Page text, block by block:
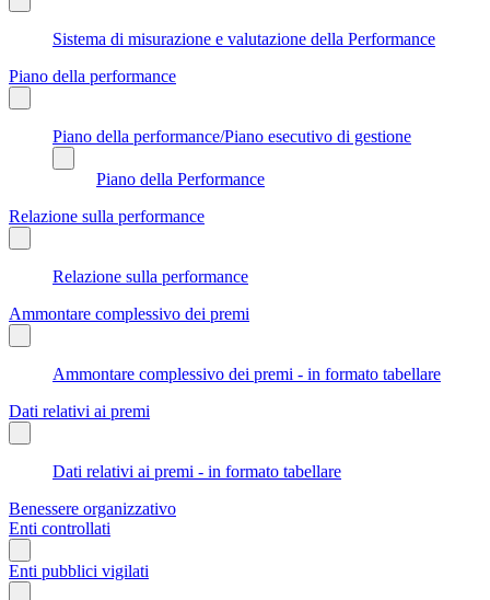
Sistema di misurazione e valutazione della Performance
Piano della performance
Piano della performance/Piano esecutivo di gestione
Piano della Performance
Relazione sulla performance
Relazione sulla performance
Ammontare complessivo dei premi
Ammontare complessivo dei premi - in formato tabellare
Dati relativi ai premi
Dati relativi ai premi - in formato tabellare
Benessere organizzativo
Enti controllati
Enti pubblici vigilati